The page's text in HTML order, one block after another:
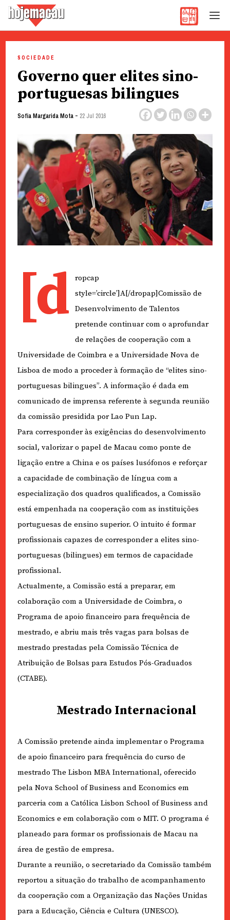
content
SOCIEDADE
Governo quer elites sino-
portuguesas bilingues
Sofia Margarida Mota- 22 Jul 2016
[d
ropcap
style=’circle’]A[/dropap]Comissão de
Desenvolvimento de Talentos
pretende continuar com o aprofundar
de relações de cooperação com a
Universidade de Coimbra e a Universidade Nova de
Lisboa de modo a proceder à formação de “elites sino-
portuguesas bilingues”. A informação é dada em
comunicado de imprensa referente à segunda reunião
da comissão presidida por Lao Pun Lap.
Para corresponder às exigências do desenvolvimento
social, valorizar o papel de Macau como ponte de
ligação entre a China e os países lusófonos e reforçar
a capacidade de combinação de língua com a
especialização dos quadros qualificados, a Comissão
está empenhada na cooperação com as instituições
portuguesas de ensino superior. O intuito é formar
profissionais capazes de corresponder a elites sino-
portuguesas (bilingues) em termos de capacidade
profissional.
Actualmente, a Comissão está a preparar, em
colaboração com a Universidade de Coimbra, o
Programa de apoio financeiro para frequência de
mestrado, e abriu mais três vagas para bolsas de
mestrado prestadas pela Comissão Técnica de
Atribuição de Bolsas para Estudos Pós-Graduados
(CTABE).
Mestrado Internacional
A Comissão pretende ainda implementar o Programa
de apoio financeiro para frequência do curso de
mestrado The Lisbon MBA International, oferecido
pela Nova School of Business and Economics em
parceria com a Católica Lisbon School of Business and
Economics e em colaboração com o MIT. O programa é
planeado para formar os profissionais de Macau na
área de gestão de empresa.
Durante a reunião, o secretariado da Comissão também
reportou a situação do trabalho de acompanhamento
da cooperação com a Organização das Nações Unidas
para a Educação, Ciência e Cultura (UNESCO).